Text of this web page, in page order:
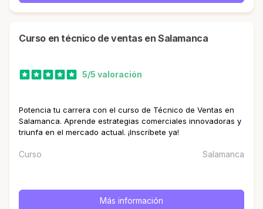
curso en técnico de ventas en Salamanca
5/5 valoración
Potencia tu carrera con el curso de Técnico de Ventas en
Salamanca. Aprende estrategias comerciales innovadoras y
triunfa en el mercado actual. ¡Inscríbete ya!
Curso Salamanca
Más información